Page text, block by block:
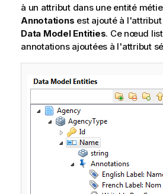
à un attribut dans une entité
Annotations est ajouté à
Data Model Entities. Ce nœud
annotations ajoutées à l'attribut